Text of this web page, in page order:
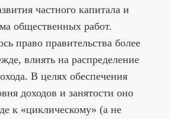
частного капитала и
общественных работ.
право правительства более
влиять на распределение
В целях обеспечения
доходов и занятости оно
к «циклическому» (а не